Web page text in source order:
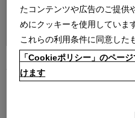
並べ替え：
たコンテンツや広告のご提供
めにクッキーを使用していま
これらの利用条件に同意した
「Cookieポリシー」のペー
けます